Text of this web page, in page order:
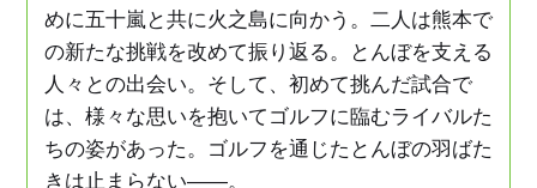
Music
Movie
Goods
めに五十嵐と共に火之島に向かう。二人は熊本で
の新たな挑戦を改めて振り返る。とんぼを支える
人々との出会い。そして、初めて挑んだ試合で
は、様々な思いを抱いてゴルフに臨むライバルた
ちの姿があった。ゴルフを通じたとんぼの羽ばた
きは止まらない――。